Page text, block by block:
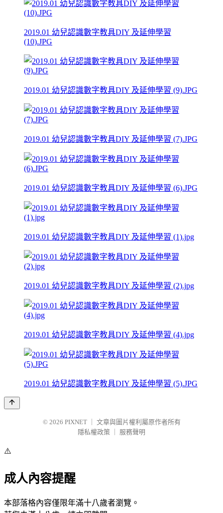
2019.01 幼兒認識數字教具DIY 及延伸學習
(10).JPG
2019.01 幼兒認識數字教具DIY 及延伸學習 (9).JPG
2019.01 幼兒認識數字教具DIY 及延伸學習 (7).JPG
2019.01 幼兒認識數字教具DIY 及延伸學習 (6).JPG
2019.01 幼兒認識數字教具DIY 及延伸學習 (1).jpg
2019.01 幼兒認識數字教具DIY 及延伸學習 (2).jpg
2019.01 幼兒認識數字教具DIY 及延伸學習 (4).jpg
2019.01 幼兒認識數字教具DIY 及延伸學習 (5).JPG
© 2026 PIXNET
文章與圖片權利屬原作者所有
隱私權政策
服務聲明
⚠️
成人內容提醒
本部落格內容僅限年滿十八歲者瀏覽。